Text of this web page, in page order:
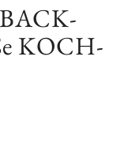
KOCH-